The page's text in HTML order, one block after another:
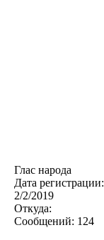
Глас народа
Дата регистрации:
2/2/2019
Откуда:
Сообщений: 124